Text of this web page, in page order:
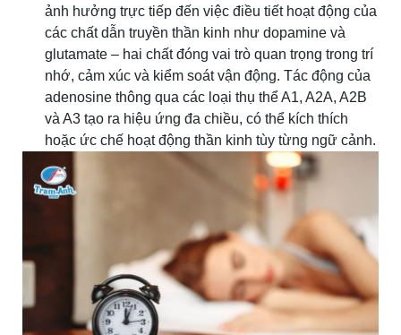
ảnh hưởng trực tiếp đến việc điều tiết hoạt động của
các chất dẫn truyền thần kinh như dopamine và
glutamate – hai chất đóng vai trò quan trọng trong trí
nhớ, cảm xúc và kiểm soát vận động. Tác động của
adenosine thông qua các loại thụ thể A1, A2A, A2B
và A3 tạo ra hiệu ứng đa chiều, có thể kích thích
hoặc ức chế hoạt động thần kinh tùy từng ngữ cảnh.